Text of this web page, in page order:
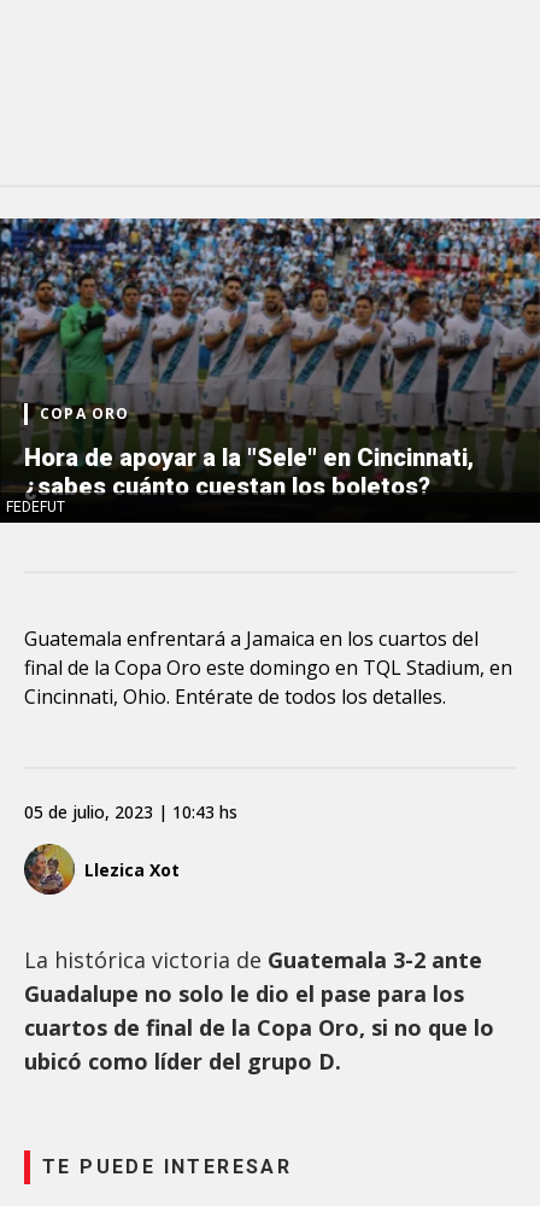
FEDEFUT
COPA ORO
Hora de apoyar a la "Sele" en Cincinnati,
¿sabes cuánto cuestan los boletos?
Guatemala enfrentará a Jamaica en los cuartos del
final de la Copa Oro este domingo en TQL Stadium, en
Cincinnati, Ohio. Entérate de todos los detalles.
Llezica Xot
05 de julio, 2023 | 10:43 hs
La histórica victoria de Guatemala 3-2 ante
Guadalupe no solo le dio el pase para los
cuartos de final de la Copa Oro, si no que lo
ubicó como líder del grupo D.
TE PUEDE INTERESAR